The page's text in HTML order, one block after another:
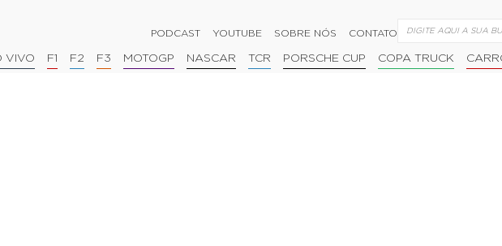
PODCAST YOUTUBE SOBRE NÓS CONTATO
VIVO F1 F2 F3 MOTOGP NASCAR TCR PORSCHE CUP COPA TRUCK